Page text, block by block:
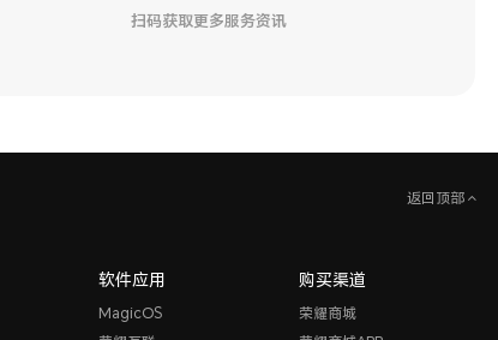
扫码获取更多服务资讯
返回顶部
软件应用
MagicOS
购买渠道
荣耀商城